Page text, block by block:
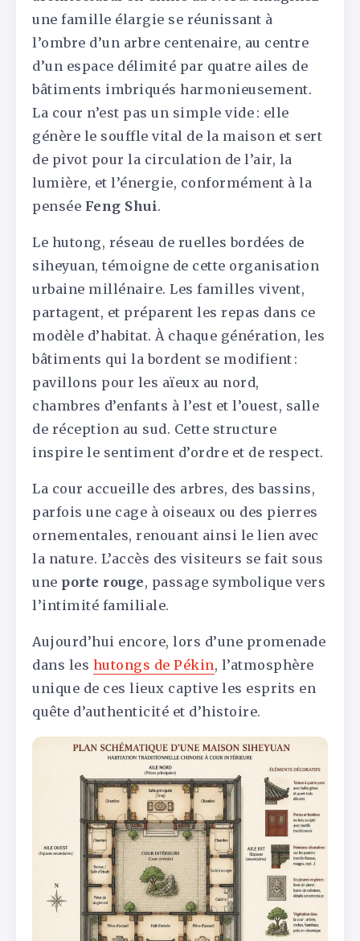
une famille élargie se réunissant à
l’ombre d’un arbre centenaire, au centre
d’un espace délimité par quatre ailes de
bâtiments imbriqués harmonieusement.
La cour n’est pas un simple vide : elle
génère le souffle vital de la maison et sert
de pivot pour la circulation de l’air, la
lumière, et l’énergie, conformément à la
pensée Feng Shui.
Le hutong, réseau de ruelles bordées de
siheyuan, témoigne de cette organisation
urbaine millénaire. Les familles vivent,
partagent, et préparent les repas dans ce
modèle d’habitat. À chaque génération, les
bâtiments qui la bordent se modifient :
pavillons pour les aïeux au nord,
chambres d’enfants à l’est et l’ouest, salle
de réception au sud. Cette structure
inspire le sentiment d’ordre et de respect.
La cour accueille des arbres, des bassins,
parfois une cage à oiseaux ou des pierres
ornementales, renouant ainsi le lien avec
la nature. L’accès des visiteurs se fait sous
une porte rouge, passage symbolique vers
l’intimité familiale.
Aujourd’hui encore, lors d’une promenade
dans les hutongs de Pékin, l’atmosphère
unique de ces lieux captive les esprits en
quête d’authenticité et d’histoire.